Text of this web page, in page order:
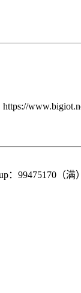
：99475170（满